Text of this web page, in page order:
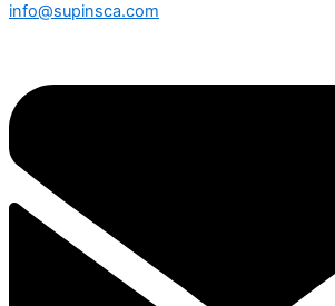
info@supinsca.com